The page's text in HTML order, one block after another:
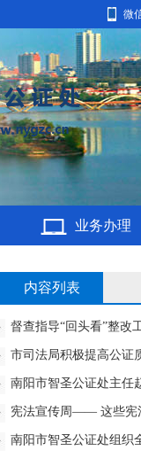
微
业务办理
内容列表
督查指导“回头看”整改
市司法局积极提高公证
南阳市智圣公证处主任
宪法宣传周—— 这些宪
南阳市智圣公证处组织